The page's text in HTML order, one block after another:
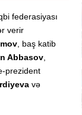
federasiyası
verir
, baş katib
Abbasov
prezident
və